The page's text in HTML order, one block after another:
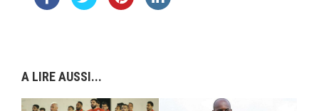
A LIRE AUSSI...